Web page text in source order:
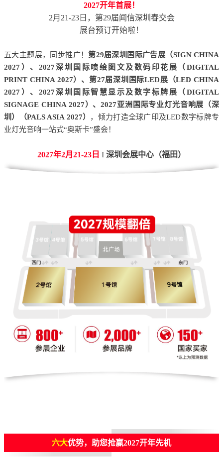
2027开年首展！
2月21-23日，第29届闻信深圳春交会
展台预订开始啦！
五大主题展，同步推广！第29届深圳国际广告展（SIGN CHINA
2027）、2027深圳国际喷绘图文及数码印花展（DIGITAL
PRINT CHINA 2027）、第27届深圳国际LED展（LED CHINA
2027）、2027深圳国际智慧显示及数字标牌展（DIGITAL
SIGNAGE CHINA 2027）、2027亚洲国际专业灯光音响展（深
圳）（PALS ASIA 2027）
，倾力打造全球广印及LED数字标牌专
业灯光音响一站式“奥斯卡”盛会！
2027年2月21-23日 I 深圳会展中心（福田）
六大优势，助您抢赢2027开年先机